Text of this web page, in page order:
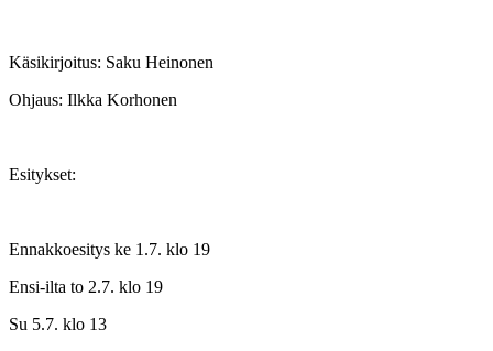
Käsikirjoitus: Saku Heinonen
Ohjaus: Ilkka Korhonen
Esitykset:
Ennakkoesitys ke 1.7. klo 19
Ensi-ilta to 2.7. klo 19
Su 5.7. klo 13